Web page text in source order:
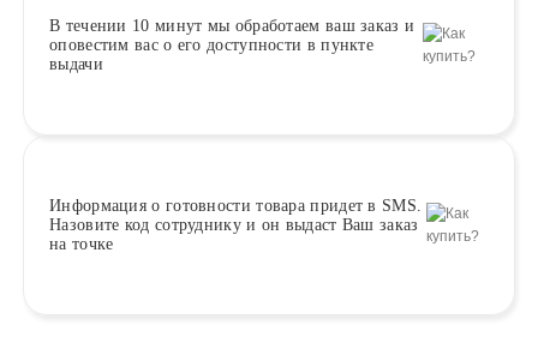
В течении 10 минут мы обработаем ваш заказ и
оповестим вас о его доступности в пункте
выдачи
Информация о готовности товара придет в SMS.
Назовите код сотруднику и он выдаст Ваш заказ
на точке